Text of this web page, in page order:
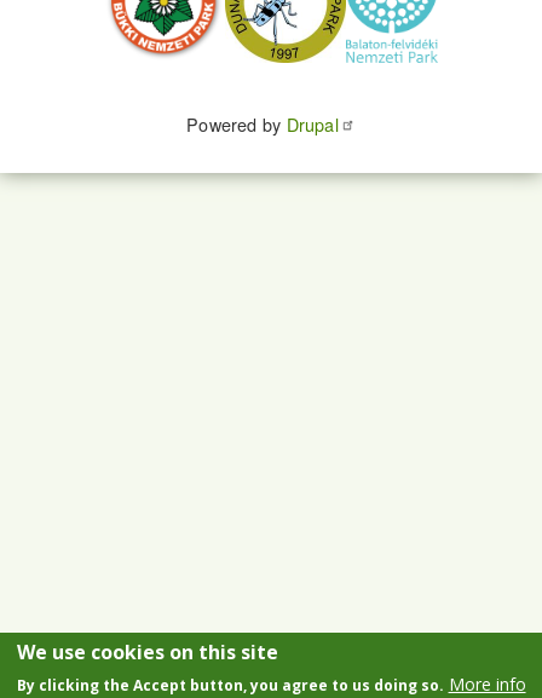
Powered by Drupal
We use cookies on this site
By clicking the Accept button, you agree to us doing so. More info